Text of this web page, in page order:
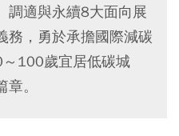
調適與永續8大面向展
務，勇於承擔國際減碳
100歲宜居低碳城
。